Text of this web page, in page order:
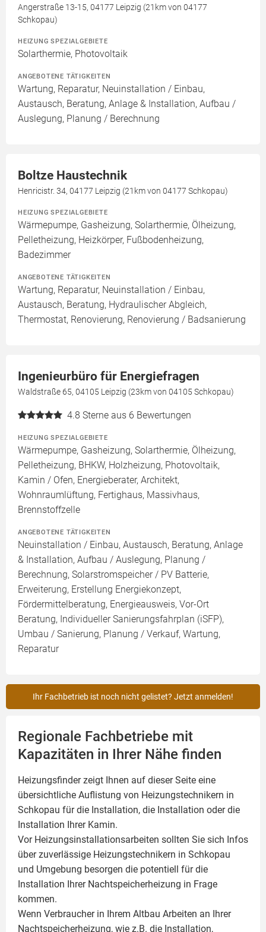
Angerstraße 13-15, 04177 Leipzig (21km von 04177
Schkopau)
HEIZUNG SPEZIALGEBIETE
Solarthermie, Photovoltaik
ANGEBOTENE TÄTIGKEITEN
Wartung, Reparatur, Neuinstallation / Einbau,
Austausch, Beratung, Anlage & Installation, Aufbau /
Auslegung, Planung / Berechnung
Boltze Haustechnik
Henricistr. 34, 04177 Leipzig (21km von 04177 Schkopau)
HEIZUNG SPEZIALGEBIETE
Wärmepumpe, Gasheizung, Solarthermie, Ölheizung,
Pelletheizung, Heizkörper, Fußbodenheizung,
Badezimmer
ANGEBOTENE TÄTIGKEITEN
Wartung, Reparatur, Neuinstallation / Einbau,
Austausch, Beratung, Hydraulischer Abgleich,
Thermostat, Renovierung, Renovierung / Badsanierung
Ingenieurbüro für Energiefragen
Waldstraße 65, 04105 Leipzig (23km von 04105 Schkopau)
4.8 Sterne aus 6 Bewertungen
HEIZUNG SPEZIALGEBIETE
Wärmepumpe, Gasheizung, Solarthermie, Ölheizung,
Pelletheizung, BHKW, Holzheizung, Photovoltaik,
Kamin / Ofen, Energieberater, Architekt,
Wohnraumlüftung, Fertighaus, Massivhaus,
Brennstoffzelle
ANGEBOTENE TÄTIGKEITEN
Neuinstallation / Einbau, Austausch, Beratung, Anlage
& Installation, Aufbau / Auslegung, Planung /
Berechnung, Solarstromspeicher / PV Batterie,
Erweiterung, Erstellung Energiekonzept,
Fördermittelberatung, Energieausweis, Vor-Ort
Beratung, Individueller Sanierungsfahrplan (iSFP),
Umbau / Sanierung, Planung / Verkauf, Wartung,
Reparatur
Ihr Fachbetrieb ist noch nicht gelistet? Jetzt anmelden!
Regionale Fachbetriebe mit
Kapazitäten in Ihrer Nähe finden
Heizungsfinder zeigt Ihnen auf dieser Seite eine
übersichtliche Auflistung von Heizungstechnikern in
Schkopau für die Installation, die Installation oder die
Installation Ihrer Kamin.
Vor Heizungsinstallationsarbeiten sollten Sie sich Infos
über zuverlässige Heizungstechnikern in Schkopau
und Umgebung besorgen die potentiell für die
Installation Ihrer Nachtspeicherheizung in Frage
kommen.
Wenn Verbraucher in Ihrem Altbau Arbeiten an Ihrer
Nachtspeicherheizung, wie z.B. die Installation,